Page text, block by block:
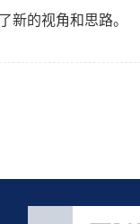
新的视角和思路。